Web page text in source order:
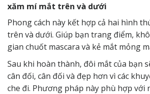
xăm mí mắt trên và dưới
Phong cách này kết hợp cả hai hình
trên và dưới. Giúp bạn trang điểm,
gian chuốt mascara và kẻ mắt mỏng
Sau khi hoàn thành, đôi mắt của bạn
cân đối, cân đối và đẹp hơn vì các
che đi. Phương pháp này phù hợp với